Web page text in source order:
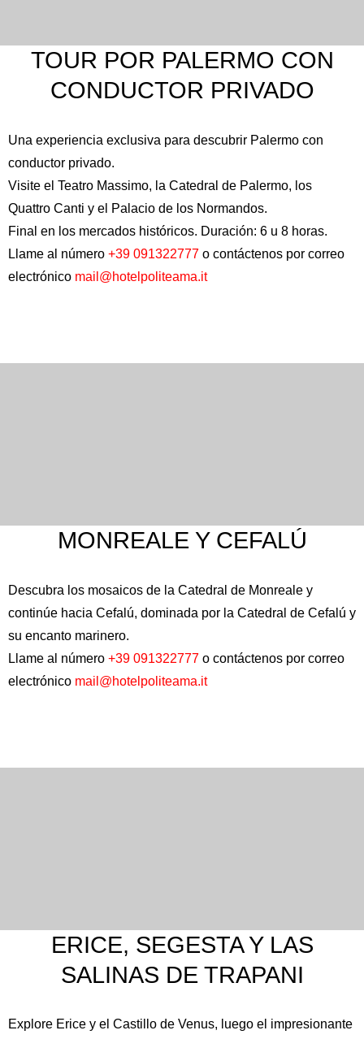
TOUR POR PALERMO CON
CONDUCTOR PRIVADO
Una experiencia exclusiva para descubrir Palermo con
conductor privado.
Visite el Teatro Massimo, la Catedral de Palermo, los
Quattro Canti y el Palacio de los Normandos.
Final en los mercados históricos. Duración: 6 u 8 horas.
Llame al número +39 091322777 o contáctenos por correo
electrónico mail@hotelpoliteama.it
MONREALE Y CEFALÚ
Descubra los mosaicos de la Catedral de Monreale y
continúe hacia Cefalú, dominada por la Catedral de Cefalú y
su encanto marinero.
Llame al número +39 091322777 o contáctenos por correo
electrónico mail@hotelpoliteama.it
ERICE, SEGESTA Y LAS
SALINAS DE TRAPANI
Explore Erice y el Castillo de Venus, luego el impresionante